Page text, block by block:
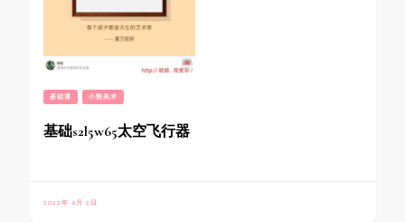
基础课 小熊美术
基础s2l5w65太空飞行器
2022年 9月 2日